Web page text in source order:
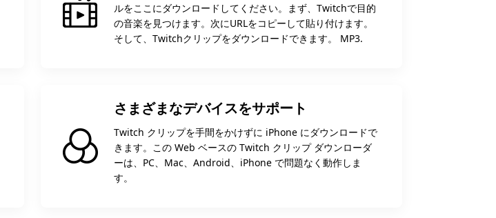
ルをここにダウンロードしてください。まず、Twitchで目的
の音楽を見つけます。次にURLをコピーして貼り付けます。
そして、Twitchクリップをダウンロードできます。 MP3.
さまざまなデバイスをサポート
Twitch クリップを手間をかけずに iPhone にダウンロードで
きます。この Web ベースの Twitch クリップ ダウンローダ
ーは、PC、Mac、Android、iPhone で問題なく動作しま
す。